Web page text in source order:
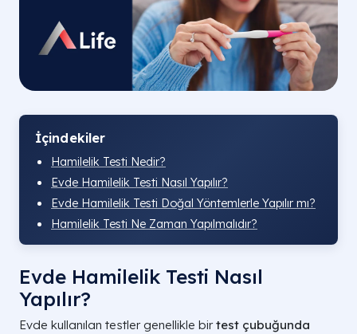
İçindekiler
Hamilelik Testi Nedir?
Evde Hamilelik Testi Nasıl Yapılır?
Evde Hamilelik Testi Doğal Yöntemlerle Yapılır mı?
Hamilelik Testi Ne Zaman Yapılmalıdır?
Evde Hamilelik Testi Nasıl
Yapılır?
Evde kullanılan testler genellikle birtest çubuğunda